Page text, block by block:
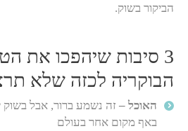
הביקור בשוק.
3 סיבות שיהפכו את
הבוקריה לכזה שלא
האוכל – זה נשמע ברור, אבל
באף מקום אחר בעולם